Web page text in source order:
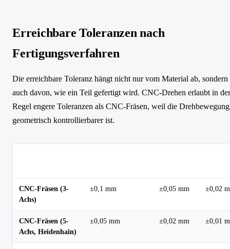
Erreichbare Toleranzen nach
Fertigungsverfahren
Die erreichbare Toleranz hängt nicht nur vom Material ab, sondern
auch davon, wie ein Teil gefertigt wird. CNC-Drehen erlaubt in der
Regel engere Toleranzen als CNC-Fräsen, weil die Drehbewegung
geometrisch kontrollierbarer ist.
CNC-Fräsen (3-
Achs)
±0,1 mm ±0,05 mm ±0,02
CNC-Fräsen (5-
Achs, Heidenhain)
±0,05 mm ±0,02 mm ±0,01